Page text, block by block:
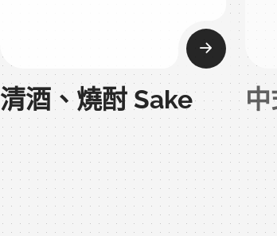
清酒、燒酎 Sake
9項